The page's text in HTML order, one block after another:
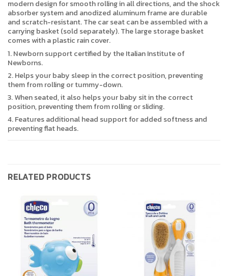
modern design for smooth rolling in all directions, and the shock
absorber system and anodized aluminum frame are durable
and scratch-resistant. The car seat can be assembled with a
carrying basket (sold separately). The large storage basket
comes with a plastic rain cover.
1. Newborn support certified by the Italian Institute of
Newborns.
2. Helps your baby sleep in the correct position, preventing
them from rolling or tummy-down.
3. When seated, it also helps your baby sit in the correct
position, preventing them from rolling or sliding.
4. Features additional head support for added softness and
preventing flat heads.
RELATED PRODUCTS